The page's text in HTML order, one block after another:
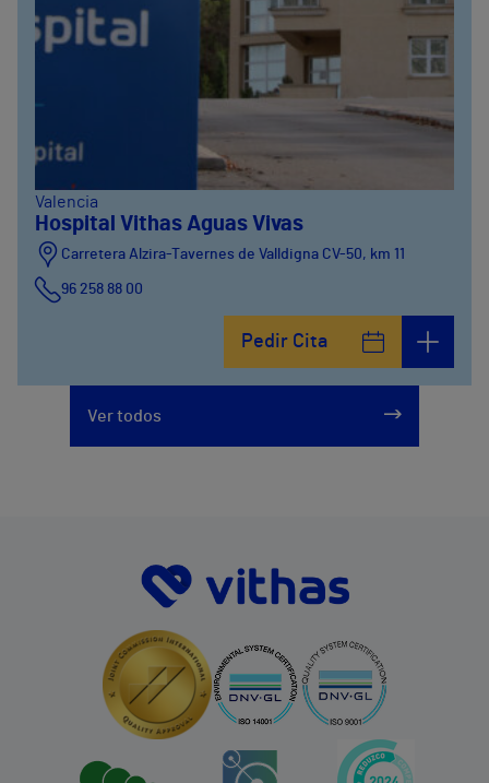
Valencia
Hospital Vithas Aguas Vivas
Carretera Alzira-Tavernes de Valldigna CV-50, km 11
96 258 88 00
Pedir Cita
Ver todos